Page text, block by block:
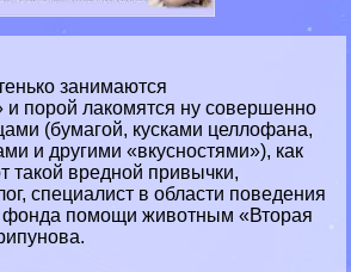
занимаются
и порой лакомятся ну совершенно
(бумагой, кусками целлофана,
и другими «вкусностями»), как
такой вредной привычки,
специалист в области поведения
фонда помощи животным «Вторая